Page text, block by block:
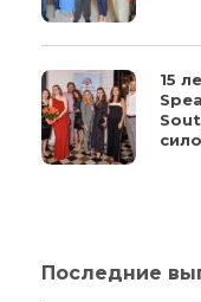
15
Последние